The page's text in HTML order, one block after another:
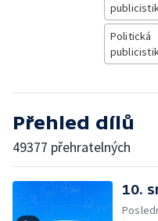
Politická
Přehled dílů
49377 přehratelných
10.